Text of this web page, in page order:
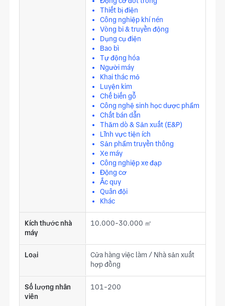
Thiết bị điện
Công nghiệp khí nén
Vòng bi & truyền động
Dụng cụ điện
Bao bì
Tự động hóa
Người máy
Khai thác mỏ
Luyện kim
Chế biến gỗ
Công nghệ sinh học dược phẩm
Chất bán dẫn
Thăm dò & Sản xuất (E&P)
Lĩnh vực tiện ích
Sản phẩm truyền thông
Xe máy
Công nghiệp xe đạp
Động cơ
Ắc quy
Quân đội
Khác
Kích thước nhà
máy
10.000-30.000 ㎡
Loại
Cửa hàng việc làm / Nhà sản xuất
hợp đồng
Số lượng nhân
viên
101-200